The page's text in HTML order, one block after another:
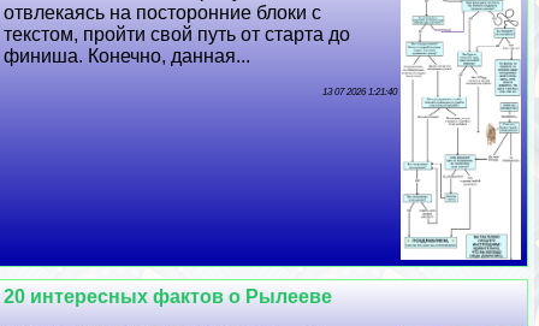
отвлекаясь на посторонние блоки с
текстом, пройти свой путь от старта до
финиша. Конечно, данная...
13 07 2026 1:21:40
20 интересных фактов о Рылееве